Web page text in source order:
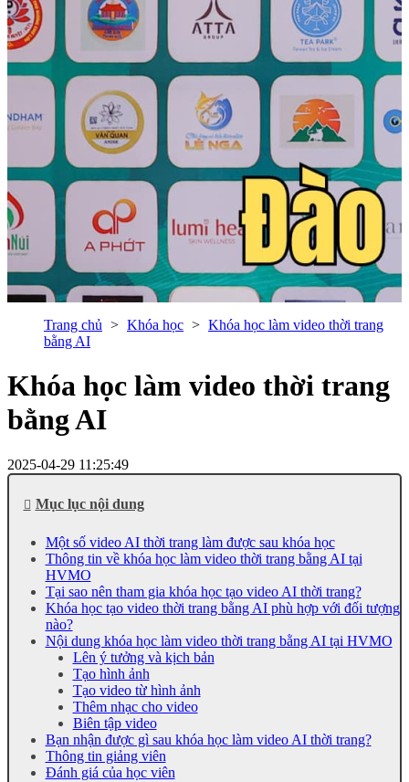
Trang chủ Khóa học
Khóa học làm video thời trang
bằng AI
Khóa học làm video thời trang
bằng AI
2025-04-29 11:25:49
Mục lục nội dung
Một số video AI thời trang làm được sau khóa học
Thông tin về khóa học làm video thời trang bằng AI tại
HVMO
Tại sao nên tham gia khóa học tạo video AI thời trang?
Khóa học tạo video thời trang bằng AI phù hợp với đối tượng
nào?
Nội dung khóa học làm video thời trang bằng AI tại HVMO
Lên ý tưởng và kịch bản
Tạo hình ảnh
Tạo video từ hình ảnh
Thêm nhạc cho video
Biên tập video
Bạn nhận được gì sau khóa học làm video AI thời trang?
Thông tin giảng viên
Đánh giá của học viên